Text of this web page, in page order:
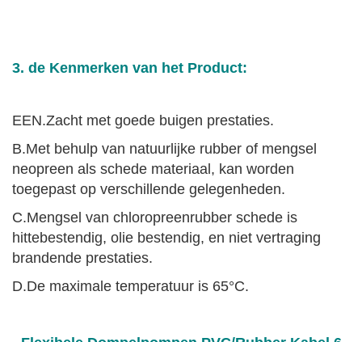
3. de Kenmerken van het Product:
EEN.Zacht met goede buigen prestaties.
B.Met behulp van natuurlijke rubber of mengsel
neopreen als schede materiaal, kan worden
toegepast op verschillende gelegenheden.
C.Mengsel van chloropreenrubber schede is
hittebestendig, olie bestendig, en niet vertraging
brandende prestaties.
D.De maximale temperatuur is 65°C.